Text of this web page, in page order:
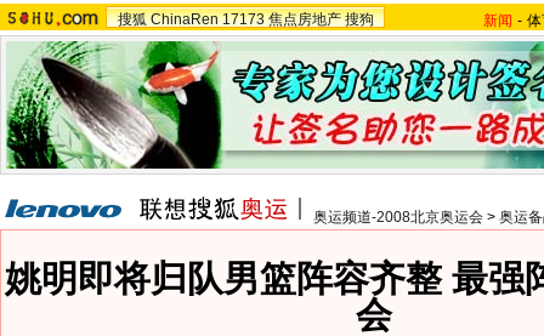
搜狐 ChinaRen 17173 焦点房地产 搜狗 新闻 -
奥运频道-2008北京奥运会 > 奥运
姚明即将归队男篮阵容齐整 最强
会